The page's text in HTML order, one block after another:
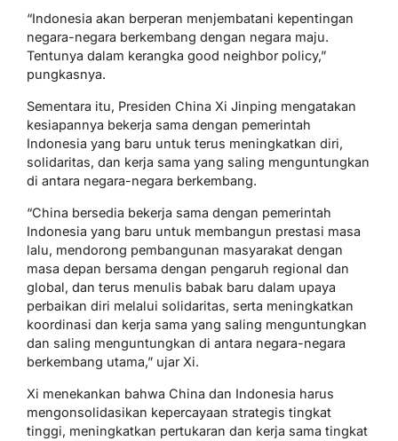
“Indonesia akan berperan menjembatani kepentingan
negara-negara berkembang dengan negara maju.
Tentunya dalam kerangka good neighbor policy,”
pungkasnya.
Sementara itu, Presiden China Xi Jinping mengatakan
kesiapannya bekerja sama dengan pemerintah
Indonesia yang baru untuk terus meningkatkan diri,
solidaritas, dan kerja sama yang saling menguntungkan
di antara negara-negara berkembang.
“China bersedia bekerja sama dengan pemerintah
Indonesia yang baru untuk membangun prestasi masa
lalu, mendorong pembangunan masyarakat dengan
masa depan bersama dengan pengaruh regional dan
global, dan terus menulis babak baru dalam upaya
perbaikan diri melalui solidaritas, serta meningkatkan
koordinasi dan kerja sama yang saling menguntungkan
dan saling menguntungkan di antara negara-negara
berkembang utama,” ujar Xi.
Xi menekankan bahwa China dan Indonesia harus
mengonsolidasikan kepercayaan strategis tingkat
tinggi, meningkatkan pertukaran dan kerja sama tingkat